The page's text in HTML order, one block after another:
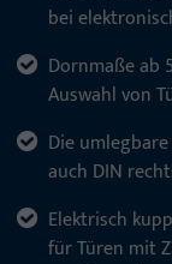
bei
Dornmaße ab
Auswahl von
Die
auch DIN
Elektrisch
für Türen mit